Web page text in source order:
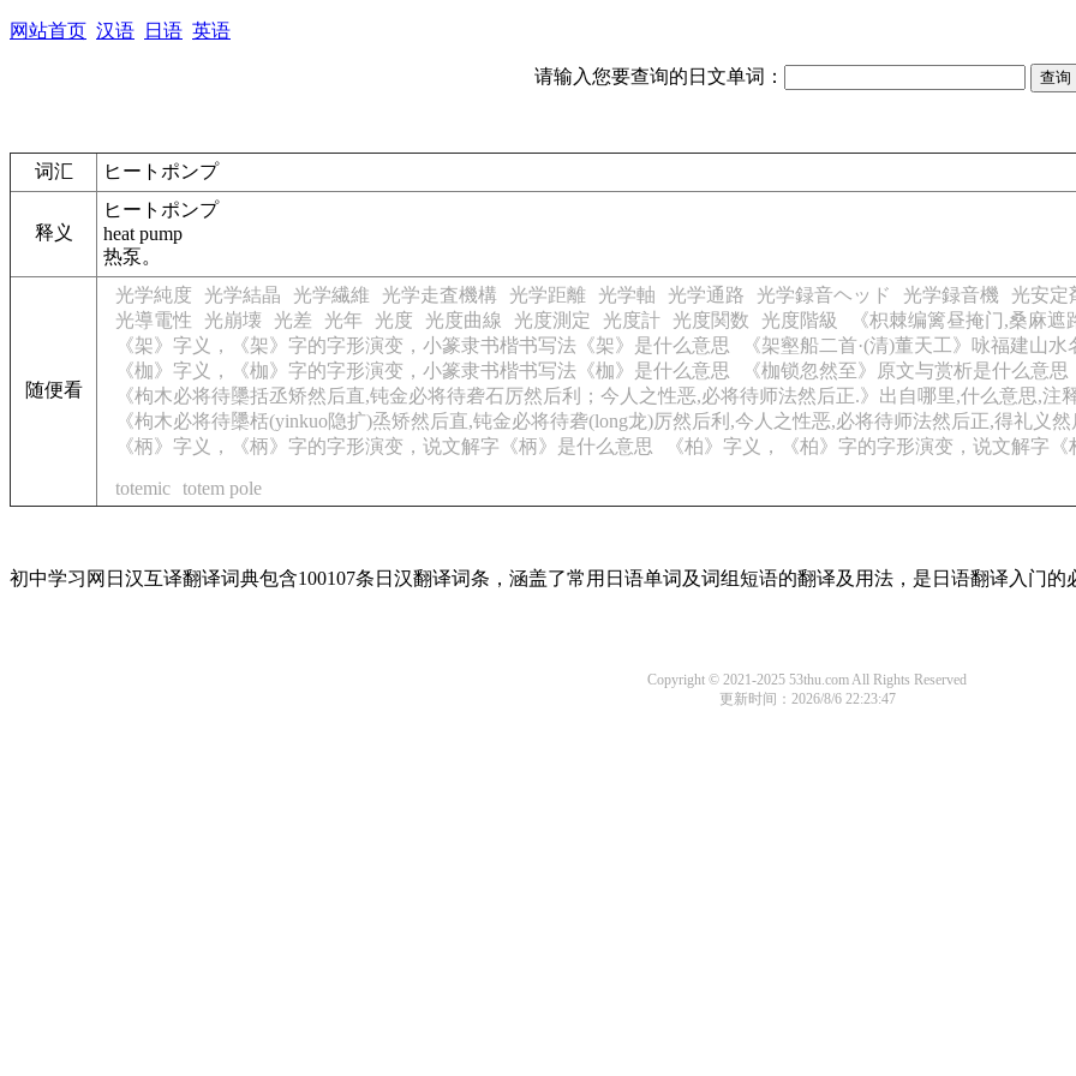
网站首页 汉语 日语 英语
请输入您要查询的日文单词：
词汇 ヒートポンプ
释义
ヒートポンプ
heat pump
热泵。
随便看
光学純度 光学結晶 光学繊維 光学走査機構 光学距離 光学軸 光学通路 光学録音ヘッド 光学録音機 光安定
光導電性
光崩壊 光差 光年 光度 光度曲線 光度測定 光度計 光度関数 光度階級
《枳棘编篱昼掩门,桑麻
《架》字义，《架》字的字形演变，小篆隶书楷书写法《架》是什么意思
《架壑船二首·(清)董天工》咏福建山
《枷》字义，《枷》字的字形演变，小篆隶书楷书写法《枷》是什么意思
《枷锁忽然至》原文与赏析是什么意思
《枸木必将待櫽括丞矫然后直,钝金必将待砻石厉然后利；今人之性恶,必将待师法然后正.》出自哪里,什么意思,注
《枸木必将待櫽栝(yinkuo隐扩)烝矫然后直,钝金必将待砻(long龙)厉然后利,今人之性恶,必将待师法然后正,得礼义
《柄》字义，《柄》字的字形演变，说文解字《柄》是什么意思
《柏》字义，《柏》字的字形演变，说文解字《
totemic totem pole
初中学习网日汉互译翻译词典包含100107条日汉翻译词条，涵盖了常用日语单词及词组短语的翻译及用法，是日语翻译入门的
Copyright © 2021-2025 53thu.com All Rights Reserved
更新时间：2026/8/6 22:23:47